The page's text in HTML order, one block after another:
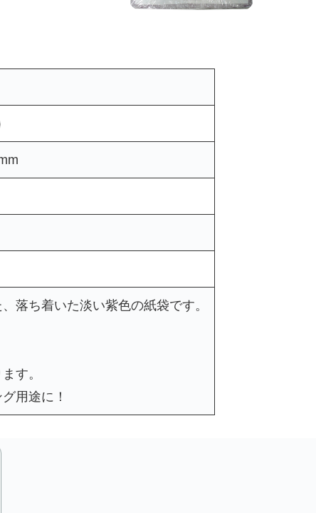
落ち着いた淡い紫色の紙袋です。
す。
用途に！